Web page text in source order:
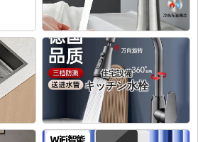
住宅設備
キッチン水栓